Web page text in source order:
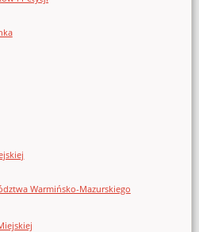
Warmińsko-Mazurskiego